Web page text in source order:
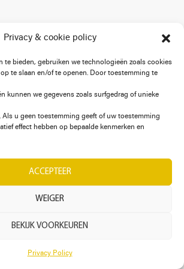
Privacy & cookie policy
te bieden, gebruiken we technologieën zoals cookies
te slaan en/of te openen. Door toestemming te
kunnen we gegevens zoals surfgedrag of unieke
Als u geen toestemming geeft of uw toestemming
effect hebben op bepaalde kenmerken en
ACCEPTEER
WEIGER
BEKIJK VOORKEUREN
Privacy Policy